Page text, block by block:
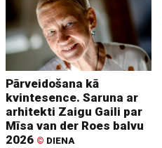
Pārveidošana kā
kvintesence. Saruna ar
arhitekti Zaigu Gaili par
Mīsa van der Roes balvu
2026 © DIENA